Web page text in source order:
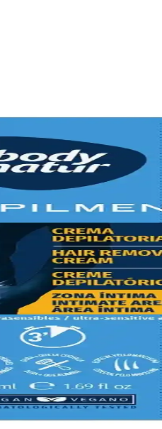
sağlar, kimyasal riskleri minimize
gerekenler ile güvenli ve
için doğru ürün seçimi ve
edilmesi gerekenler hakkında
doğal yöntemler hakkında
tariflerle tüylerin zamanla